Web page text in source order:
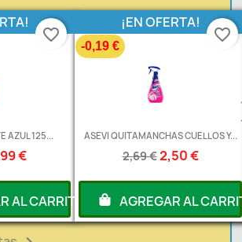
QUITAMANCHAS CUELLOS Y...
¡EN OFERTA!
AGREGAR AL CARRITO
favorite_border
ASEVI
¡EN